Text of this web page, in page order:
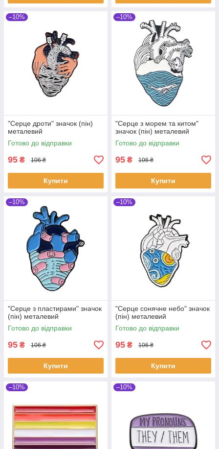
–10%
"Серце дроти" значок (пін)
металевий
Готово до відправки
95 ₴ 106 ₴
Купити
–10%
"Серце з морем та китом"
значок (пін) металевий
Готово до відправки
95 ₴ 106 ₴
Купити
–10%
"Серце з пластирами" значок
(пін) металевий
Готово до відправки
95 ₴ 106 ₴
Купити
–10%
"Серце сонячне небо" значок
(пін) металевий
Готово до відправки
95 ₴ 106 ₴
Купити
–10% –10%